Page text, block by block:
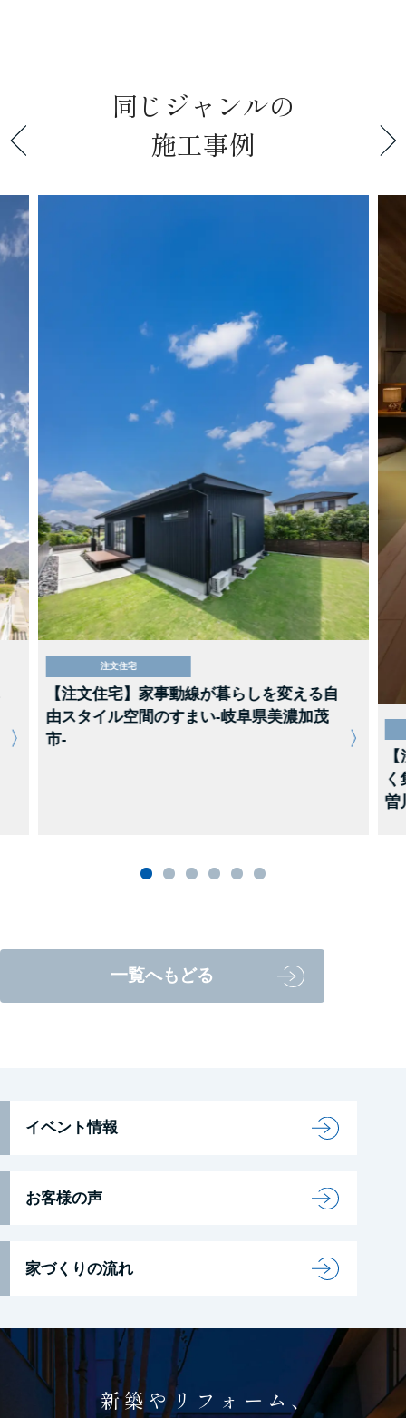
同じジャンルの
施工事例
注文住宅
【注文住宅】家事動線が暮らしを変える自
由スタイル空間のすまい-岐阜県美濃加茂
市-
曽
一覧へもどる
イベント情報
お客様の声
家づくりの流れ
新築やリフォーム、